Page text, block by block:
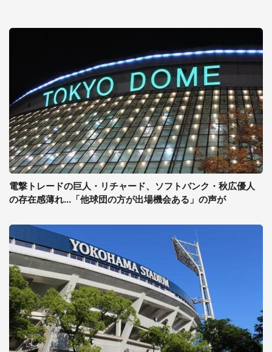
電撃トレードの巨人・リチャード、ソフトバンク・秋広優人
の存在感薄れ...「他球団の方が出場機会ある」の声が